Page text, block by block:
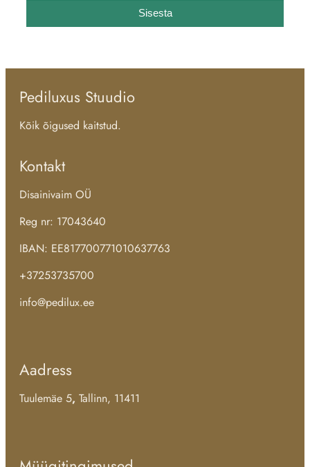
Sisesta
Pediluxus Stuudio
Kõik õigused kaitstud.
Kontakt
Disainivaim OÜ
Reg nr: 17043640
IBAN: EE817700771010637763
+37253735700
info@pedilux.ee
Aadress
Tuulemäe 5, Tallinn, 11411